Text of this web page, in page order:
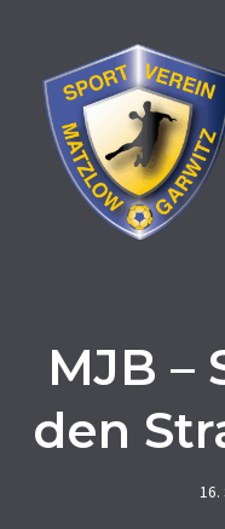
springen
MJB –
den
16.